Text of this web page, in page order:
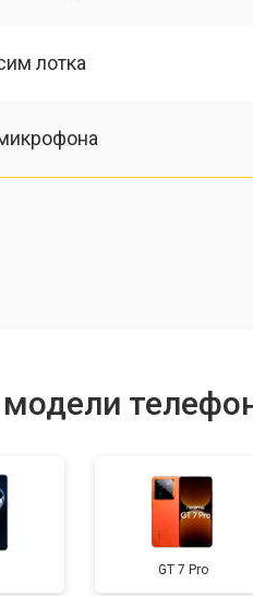
лотка
крышки
(экрана)
GT 7 Pro